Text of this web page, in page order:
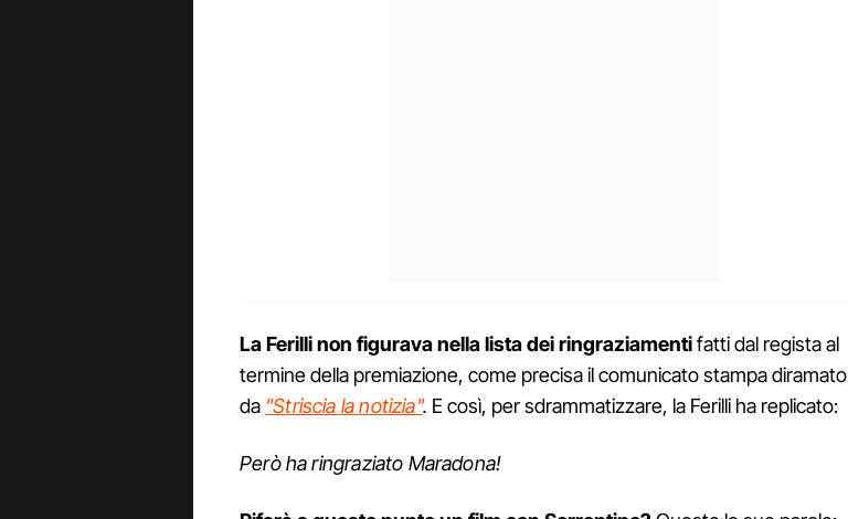
La Ferilli non figurava nella lista dei ringraziamentifatti dal regista al
termine della premiazione, come precisa il comunicato stampa diramato
da "Striscia la notizia". E così, per sdrammatizzare, la Ferilli ha replicato:
Però ha ringraziato Maradona!